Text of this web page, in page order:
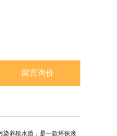
留言询价
染养殖水质，是一款环保滚